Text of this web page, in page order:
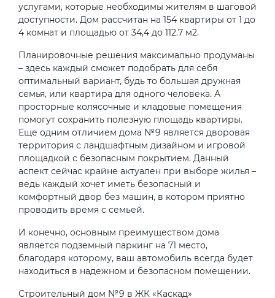
услугами, которые необходимы жителям в шаговой
доступности. Дом рассчитан на 154 квартиры от 1 до
4 комнат и площадью от 34,4 до 112.7 м2.
Планировочные решения максимально продуманы
– здесь каждый сможет подобрать для себя
оптимальный вариант, будь то большая дружная
семья, или квартира для одного человека. А
просторные колясочные и кладовые помещения
помогут сохранить полезную площадь квартиры.
Еще одним отличием дома №9 является дворовая
территория с ландшафтным дизайном и игровой
площадкой с безопасным покрытием. Данный
аспект сейчас крайне актуален при выборе жилья –
ведь каждый хочет иметь безопасный и
комфортный двор без машин, в котором приятно
проводить время с семьей.
И конечно, основным преимуществом дома
является подземный паркинг на 71 место,
благодаря которому, ваш автомобиль всегда будет
находиться в надежном и безопасном помещении.
Строительный дом №9 в ЖК «Каскад»